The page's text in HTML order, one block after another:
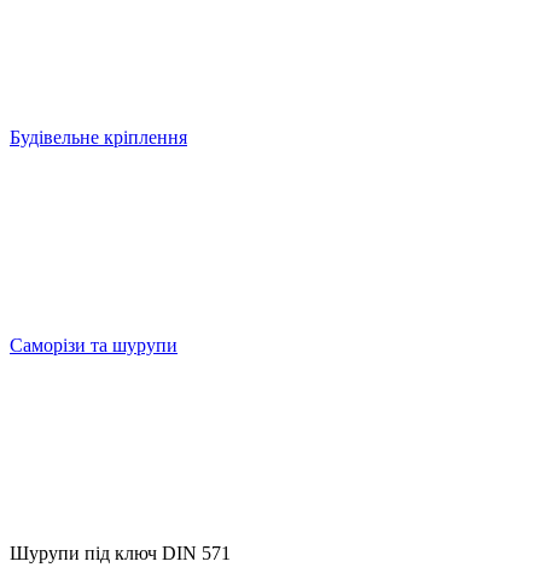
Будівельне кріплення
Саморізи та шурупи
Шурупи під ключ DIN 571